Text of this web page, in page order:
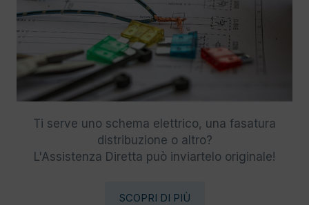
Ti serve uno schema elettrico, una fasatura
distribuzione o altro?
L'Assistenza Diretta può inviartelo originale!
SCOPRI DI PIÙ